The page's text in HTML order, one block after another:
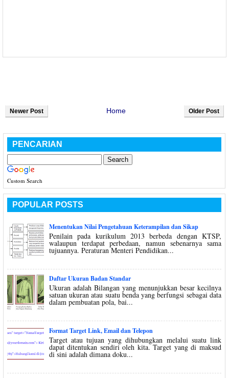
Newer Post Older Post
Home
PENCARIAN
Custom Search
POPULAR POSTS
Menentukan Nilai Pengetahuan Keterampilan dan Sikap
Penilain pada kurikulum 2013 berbeda dengan KTSP,
walaupun terdapat perbedaan, namun sebenarnya sama
tujuannya. Peraturan Menteri Pendidikan...
Daftar Ukuran Badan Standar
Ukuran adalah Bilangan yang menunjukkan besar kecilnya
satuan ukuran atau suatu benda yang berfungsi sebagai data
dalam pembuatan pola, bai...
Format Target Link, Email dan Telepon
Target atau tujuan yang dihubungkan melalui suatu link
dapat ditentukan sendiri oleh kita. Target yang di maksud
di sini adalah dimana doku...